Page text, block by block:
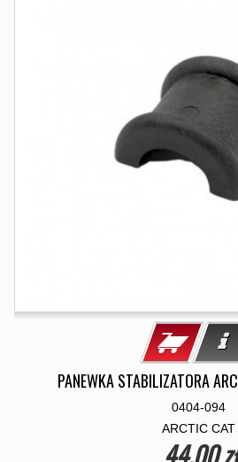
PANEWKA STABILIZATORA
0404-094
ARCTIC CAT
44,00 zł